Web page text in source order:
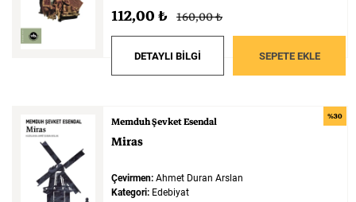
112,00 ₺ 160,00 ₺
DETAYLI BİLGİ SEPETE EKLE
%30
Memduh Şevket Esendal
Miras
Çevirmen: Ahmet Duran Arslan
Kategori: Edebiyat